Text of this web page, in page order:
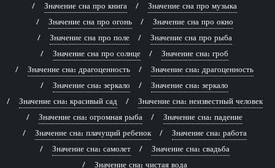
Значение сна про книга
Значение сна про музыка
Значение сна про огонь
Значение сна про окно
Значение сна про поле
Значение сна про рыба
Значение сна про солнце
Значение сна: гроб
Значение сна: драгоценность
Значение сна: драгоценность
Значение сна: зеркало
Значение сна: зеркало
Значение сна: красивый сад
Значение сна: неизвестный человек
Значение сна: огромная рыба
Значение сна: падение
Значение сна: плачущий ребенок
Значение сна: работа
Значение сна: самолет
Значение сна: свадьба
Значение сна: чистая вода